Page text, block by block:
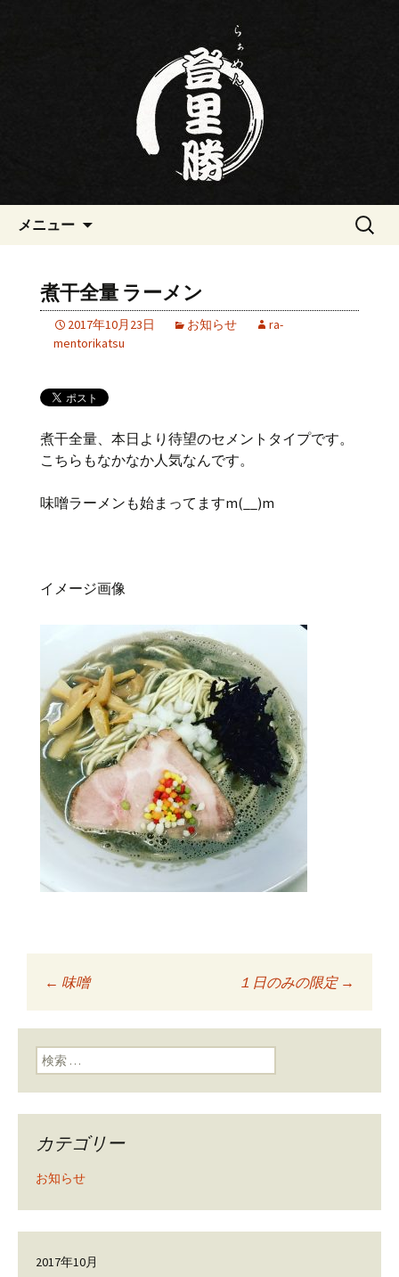
三重・桑名の寿司・ラーメン屋
らぁめん登里勝(とりかつ)のブ
ん登里勝(とりかつ)のブログです
メニュー
検
煮干全量 ラーメン
2017年10月23日 お知らせ
ra-
mentorikatsu
煮干全量、本日より待望のセメントタイプです。
こちらもなかなか人気なんです。
味噌ラーメンも始まってますm(__)m
イメージ画像
投稿ナビゲーショ
ン
← 味噌 １日のみの限定 →
検索:
カテゴリー
お知らせ
2017年10月